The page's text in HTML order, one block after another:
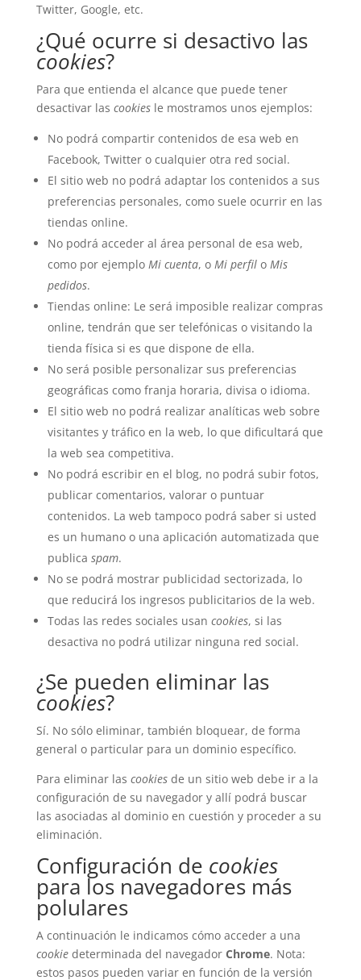
Twitter, Google, etc.
¿Qué ocurre si desactivo las
cookies?
Para que entienda el alcance que puede tener
desactivar las cookiesle mostramos unos ejemplos:
No podrá compartir contenidos de esa web en
Facebook, Twitter o cualquier otra red social.
El sitio web no podrá adaptar los contenidos a sus
preferencias personales, como suele ocurrir en las
tiendas online.
No podrá acceder al área personal de esa web,
como por ejemplo Mi cuenta, o Mi perfilo Mis
pedidos.
Tiendas online: Le será imposible realizar compras
online, tendrán que ser telefónicas o visitando la
tienda física si es que dispone de ella.
No será posible personalizar sus preferencias
geográficas como franja horaria, divisa o idioma.
El sitio web no podrá realizar analíticas web sobre
visitantes y tráfico en la web, lo que dificultará que
la web sea competitiva.
No podrá escribir en el blog, no podrá subir fotos,
publicar comentarios, valorar o puntuar
contenidos. La web tampoco podrá saber si usted
es un humano o una aplicación automatizada que
publica spam.
No se podrá mostrar publicidad sectorizada, lo
que reducirá los ingresos publicitarios de la web.
Todas las redes sociales usan cookies, si las
desactiva no podrá utilizar ninguna red social.
¿Se pueden eliminar las
cookies?
Sí. No sólo eliminar, también bloquear, de forma
general o particular para un dominio específico.
Para eliminar las cookiesde un sitio web debe ir a la
configuración de su navegador y allí podrá buscar
las asociadas al dominio en cuestión y proceder a su
eliminación.
Configuración de cookies
para los navegadores más
polulares
A continuación le indicamos cómo acceder a una
cookiedeterminada del navegador Chrome. Nota:
estos pasos pueden variar en función de la versión